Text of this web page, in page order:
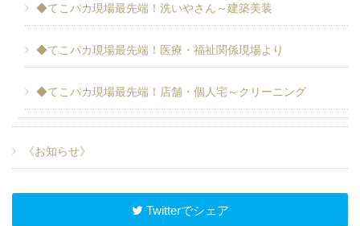
◆てこパカ現場最先端！洗いやさん～建築美装
◆てこパカ現場最先端！医療・福祉関係現場より
◆てこパカ現場最先端！店舗・個人宅～クリーニング
《お知らせ》
Twitterでシェア